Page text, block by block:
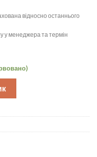
відносно останнього
у менеджера та термін
M18 90°, Sn=3m;